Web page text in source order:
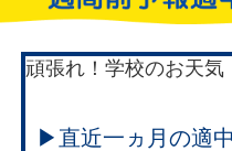
頑張れ！学校のお天気
▶直近一ヵ月の適